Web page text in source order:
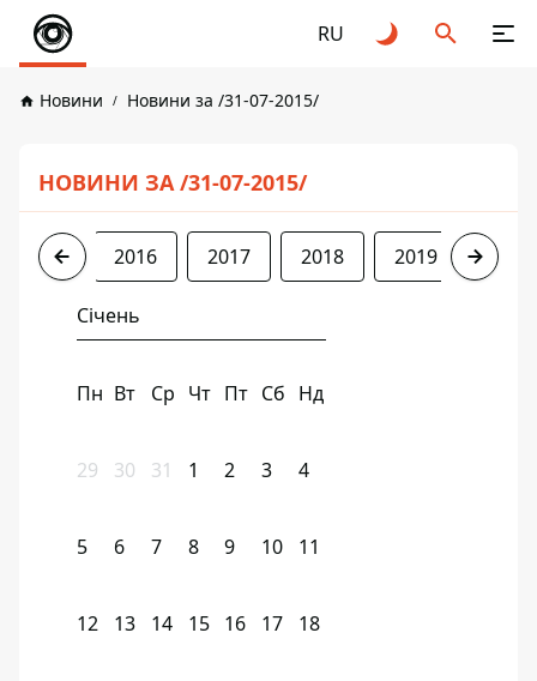
RU
Новини Новини за /31-07-2015/
НОВИНИ ЗА /31-07-2015/
2015 2016 2017 2018 2019 2020
Січень
Пн Вт Ср Чт Пт Сб Нд
29 30 31 1 2 3 4
5 6 7 8 9 10 11
12 13 14 15 16 17 18